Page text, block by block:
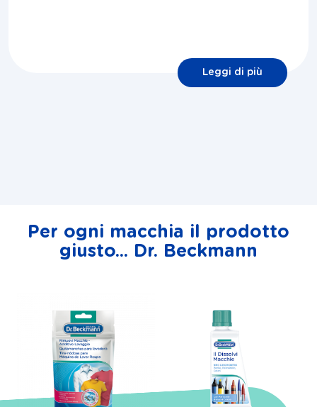
Leggi di più
Per ogni macchia il prodotto
giusto... Dr. Beckmann